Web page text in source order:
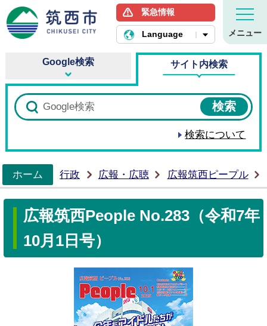
筑西市ホームページ
緊急情報
Language メニュー
Google検索 サイト内検索
検索について
ホーム
行政 広報・広聴 広報筑西ピープル
広報筑西People No.283（令和7年
10月1日号）